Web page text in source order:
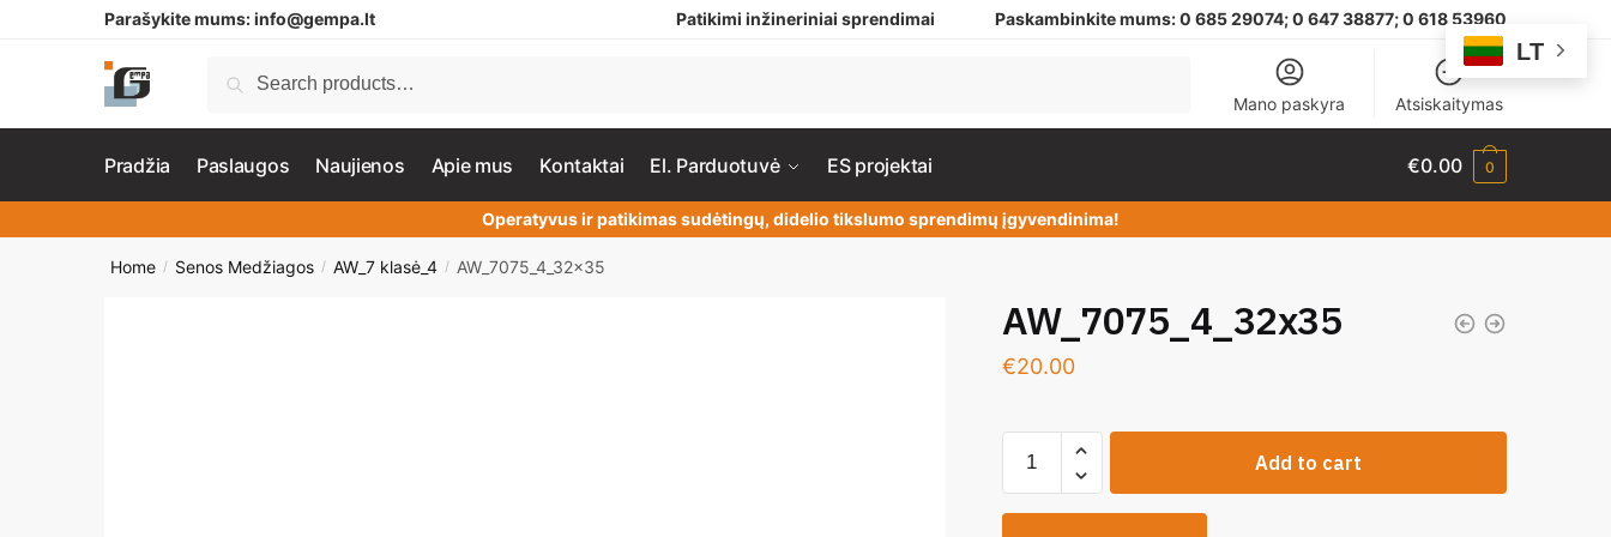
Parašykite mums:info@gempa.lt Patikimi inžineriniai sprendimai Paskambinkite mums:0 685 29074;0 647 38877; 0 618 53960
Search
Mano paskyra
Atsiskaitymas
Pradžia Paslaugos Naujienos Apie mus Kontaktai El. Parduotuvė ES projektai €0.00 0
Operatyvus ir patikimas sudėtingų, didelio tikslumo sprendimų įgyvendinima!
Home / Senos Medžiagos / AW_7 klasė_4 / AW_7075_4_32x35
AW_7075_4_32x35
€20.00
Add to cart
LT